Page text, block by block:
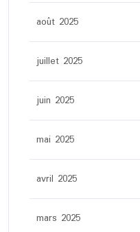
août 2025
juillet 2025
juin 2025
mai 2025
avril 2025
mars 2025